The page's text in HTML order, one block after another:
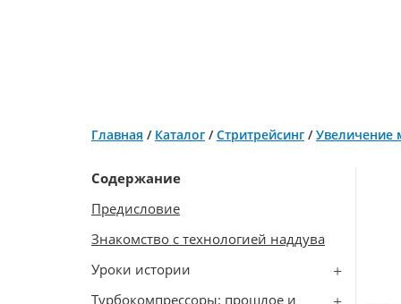
Главная / Каталог /Стритрейсинг /Увеличение
Содержание
Предисловие
Знакомство с технологией наддува
Уроки истории
Турбокомпрессоры: прошлое и